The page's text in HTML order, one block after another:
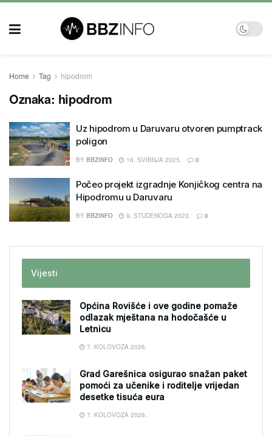
Home Tag hipodrom
Oznaka: hipodrom
Uz hipodrom u Daruvaru otvoren pumptrack
poligon
BY BBZINFO 16. SVIBNJA 2025. 0
Počeo projekt izgradnje Konjičkog centra na
Hipodromu u Daruvaru
BY BBZINFO 9. STUDENOGA 2023. 0
Vijesti
Općina Rovišće i ove godine pomaže
odlazak mještana na hodočašće u
Letnicu
7. KOLOVOZA 2026.
Grad Garešnica osigurao snažan paket
pomoći za učenike i roditelje vrijedan
desetke tisuća eura
7. KOLOVOZA 2026.